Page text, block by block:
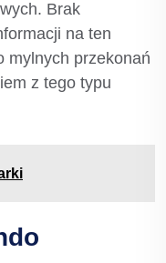
Brak
na ten
mylnych przekonań
z tego typu